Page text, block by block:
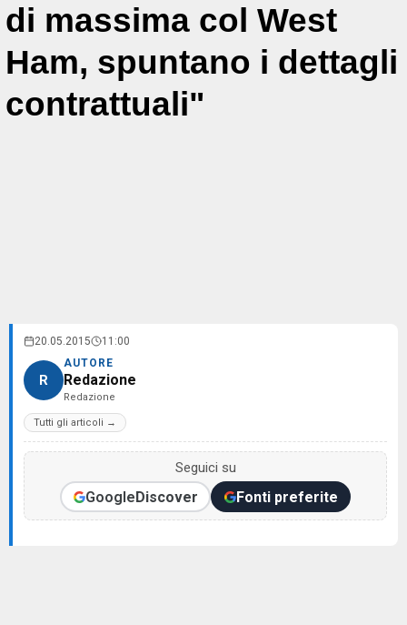
di massima col West
Ham, spuntano i dettagli
contrattuali"
20.05.2015 11:00
R
AUTORE
Redazione
Redazione
Tutti gli articoli →
Seguici su
GoogleDiscover Fonti preferite